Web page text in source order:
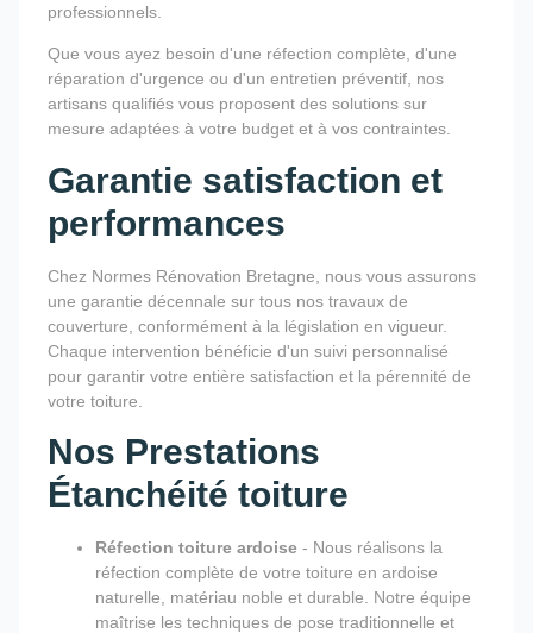
professionnels.
Que vous ayez besoin d'une réfection complète, d'une
réparation d'urgence ou d'un entretien préventif, nos
artisans qualifiés vous proposent des solutions sur
mesure adaptées à votre budget et à vos contraintes.
Garantie satisfaction et
performances
Chez Normes Rénovation Bretagne, nous vous assurons
une garantie décennale sur tous nos travaux de
couverture, conformément à la législation en vigueur.
Chaque intervention bénéficie d'un suivi personnalisé
pour garantir votre entière satisfaction et la pérennité de
votre toiture.
Nos Prestations
Étanchéité toiture
Réfection toiture ardoise - Nous réalisons la
réfection complète de votre toiture en ardoise
naturelle, matériau noble et durable. Notre équipe
maîtrise les techniques de pose traditionnelle et